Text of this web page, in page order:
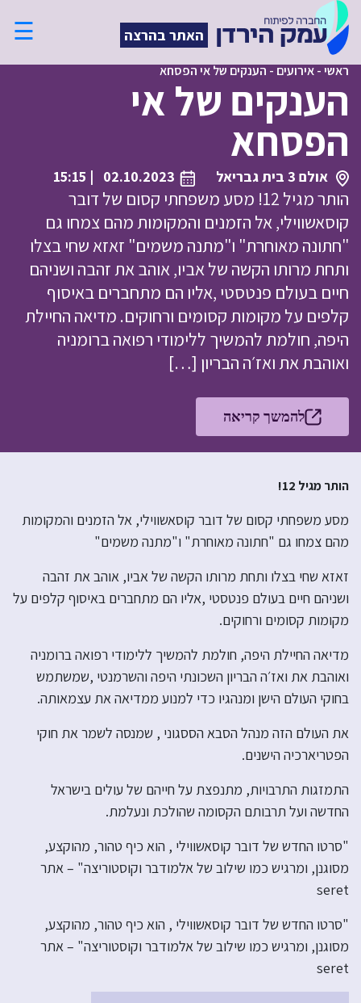
האתר בהרצה ☰
ראשי-אירועים - הענקים של אי הפסחא
הענקים של אי
הפסחא
אולם 3 בית גבריאל 02.10.2023
| 15:15
הותר מגיל 12! מסע משפחתי קסום של דובר
קוסאשווילי, אל הזמנים והמקומות מהם צמחו גם
"חתונה מאוחרת" ו"מתנה משמים" זאזא שחי בצלו
ותחת מרותו הקשה של אביו, אוהב את זהבה ושניהם
חיים בעולם פנטסטי ,אליו הם מתחברים באיסוף
קלפים על מקומות קסומים ורחוקים. מדיאה החיילת
היפה, חולמת להמשיך ללימודי רפואה ברומניה
ואוהבת את ואז׳ה הבריון […]
להמשך קריאה
הותר מגיל 12!
מסע משפחתי קסום של דובר קוסאשווילי, אל הזמנים והמקומות
מהם צמחו גם "חתונה מאוחרת" ו"מתנה משמים"
זאזא שחי בצלו ותחת מרותו הקשה של אביו, אוהב את זהבה
ושניהם חיים בעולם פנטסטי ,אליו הם מתחברים באיסוף קלפים על
מקומות קסומים ורחוקים.
מדיאה החיילת היפה, חולמת להמשיך ללימודי רפואה ברומניה
ואוהבת את ואז׳ה הבריון השכונתי היפה והשרמנטי ,שמשתמש
בחוקי העולם הישן ומנהגיו כדי למנוע ממדיאה את עצמאותה.
את העולם הזה מנהל הסבא הססגוני , שמנסה לשמר את חוקי
הפטריארכיה הישנים.
התמזגות התרבויות, מתנפצת על חייהם של עולים בישראל
החדשה ועל תרבותם הקסומה שהולכת ונעלמת.
"סרטו החדש של דובר קוסאשווילי , הוא כיף טהור, מהוקצע,
מסוגנן, ומרגיש כמו שילוב של אלמודבר וקוסטוריצה" – אתר
seret
"סרטו החדש של דובר קוסאשווילי , הוא כיף טהור, מהוקצע,
מסוגנן, ומרגיש כמו שילוב של אלמודבר וקוסטוריצה" – אתר
seret